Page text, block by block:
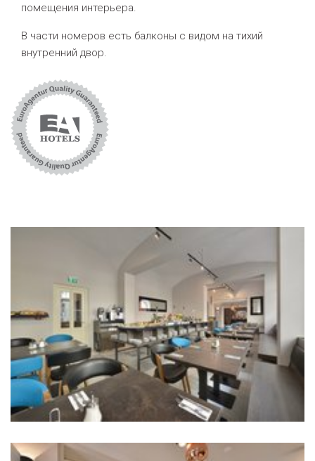
помещения интерьера.
В части номеров есть балконы с видом на тихий
внутренний двор.